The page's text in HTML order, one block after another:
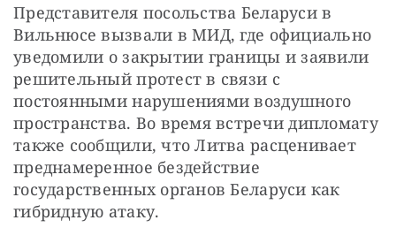
Представителя посольства Беларуси в
Вильнюсе вызвали в МИД, где официально
уведомили о закрытии границы и заявили
решительный протест в связи с
постоянными нарушениями воздушного
пространства. Во время встречи дипломату
также сообщили, что Литва расценивает
преднамеренное бездействие
государственных органов Беларуси как
гибридную атаку.